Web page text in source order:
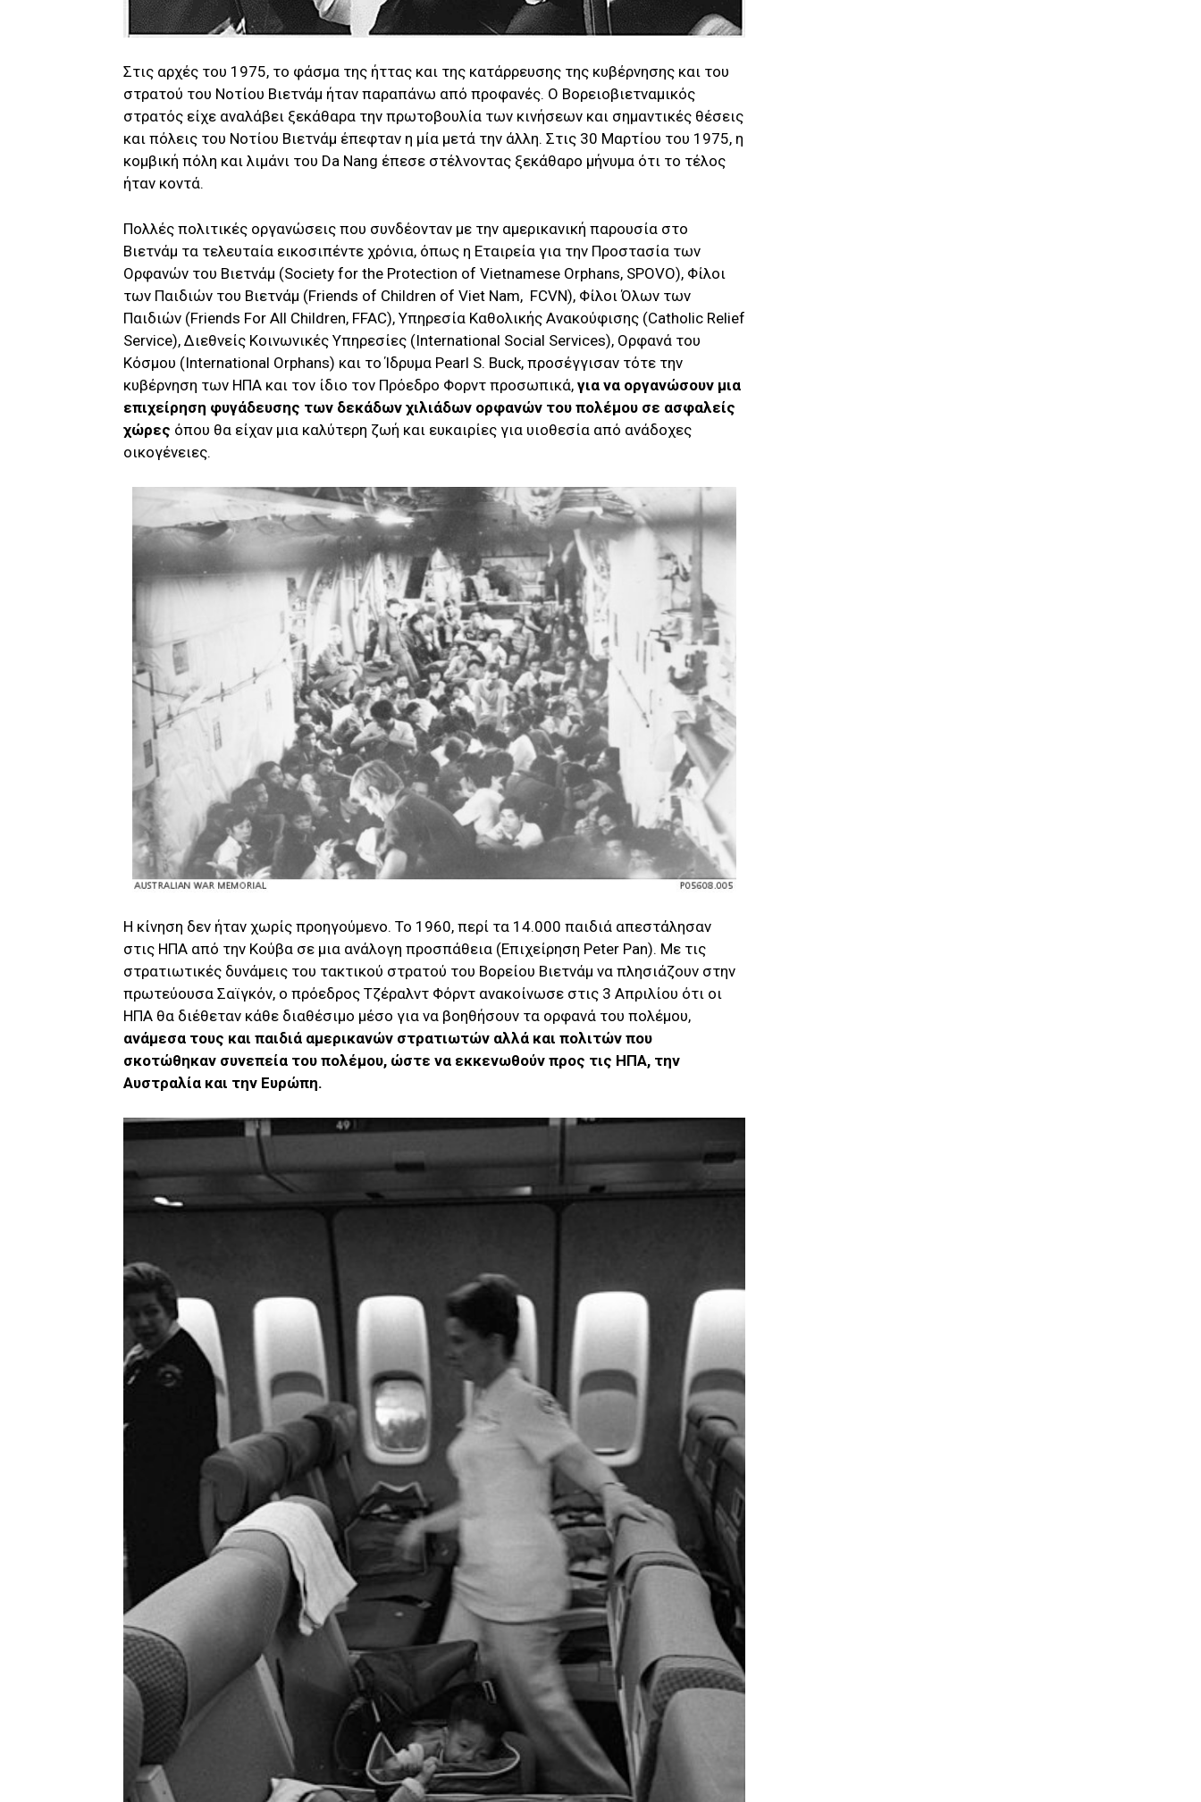
Στις αρχές του 1975, το φάσμα της ήττας και της κατάρρευσης της κυβέρνησης και του
στρατού του Νοτίου Βιετνάμ ήταν παραπάνω από προφανές. Ο Βορειοβιετναμικός
στρατός είχε αναλάβει ξεκάθαρα την πρωτοβουλία των κινήσεων και σημαντικές θέσεις
και πόλεις του Νοτίου Βιετνάμ έπεφταν η μία μετά την άλλη. Στις 30 Μαρτίου του 1975, η
κομβική πόλη και λιμάνι του Da Nang έπεσε στέλνοντας ξεκάθαρο μήνυμα ότι το τέλος
ήταν κοντά.
Πολλές πολιτικές οργανώσεις που συνδέονταν με την αμερικανική παρουσία στο
Βιετνάμ τα τελευταία εικοσιπέντε χρόνια, όπως η Εταιρεία για την Προστασία των
Ορφανών του Βιετνάμ (Society for the Protection of Vietnamese Orphans, SPOVO), Φίλοι
των Παιδιών του Βιετνάμ (Friends of Children of Viet Nam, FCVN), Φίλοι Όλων των
Παιδιών (Friends For All Children, FFAC), Υπηρεσία Καθολικής Ανακούφισης (Catholic Relief
Service), Διεθνείς Κοινωνικές Υπηρεσίες (International Social Services), Ορφανά του
Κόσμου (International Orphans) και το Ίδρυμα Pearl S. Buck, προσέγγισαν τότε την
κυβέρνηση των ΗΠΑ και τον ίδιο τον Πρόεδρο Φορντ προσωπικά, για να οργανώσουν μια
επιχείρηση φυγάδευσης των δεκάδων χιλιάδων ορφανών του πολέμου σε ασφαλείς
χώρες όπου θα είχαν μια καλύτερη ζωή και ευκαιρίες για υιοθεσία από ανάδοχες
οικογένειες.
Η κίνηση δεν ήταν χωρίς προηγούμενο. Το 1960, περί τα 14.000 παιδιά απεστάλησαν
στις ΗΠΑ από την Κούβα σε μια ανάλογη προσπάθεια (Επιχείρηση Peter Pan). Με τις
στρατιωτικές δυνάμεις του τακτικού στρατού του Βορείου Βιετνάμ να πλησιάζουν στην
πρωτεύουσα Σαϊγκόν, ο πρόεδρος Τζέραλντ Φόρντ ανακοίνωσε στις 3 Απριλίου ότι οι
ΗΠΑ θα διέθεταν κάθε διαθέσιμο μέσο για να βοηθήσουν τα ορφανά του πολέμου,
ανάμεσα τους και παιδιά αμερικανών στρατιωτών αλλά και πολιτών που
σκοτώθηκαν συνεπεία του πολέμου, ώστε να εκκενωθούν προς τις ΗΠΑ, την
Αυστραλία και την Ευρώπη.